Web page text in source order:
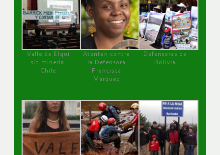
Valle de Elqui
sin minería.
Chile
Atentan contra
la Defensora
Francisca
Márquez
Defensoras de
Bolivia